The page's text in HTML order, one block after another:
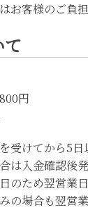
お客様のご負担
円
受けてから5日
は入金確認後
のため翌営業
の場合も翌営